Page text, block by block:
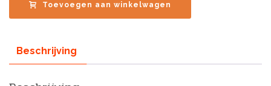
Toevoegen aan winkelwagen
Beschrijving